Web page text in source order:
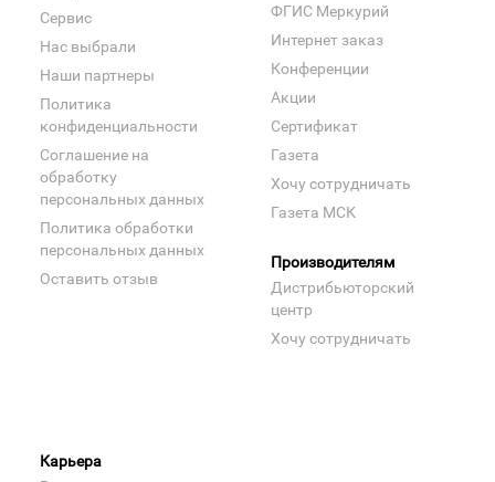
Сервис
Нас выбрали
Наши партнеры
Политика
конфиденциальности
Соглашение на
обработку
персональных данных
Политика обработки
персональных данных
Оставить отзыв
ФГИС Меркурий
Интернет заказ
Конференции
Акции
Сертификат
Газета
Хочу сотрудничать
Газета МСК
Производителям
Дистрибьюторский
центр
Хочу сотрудничать
Карьера